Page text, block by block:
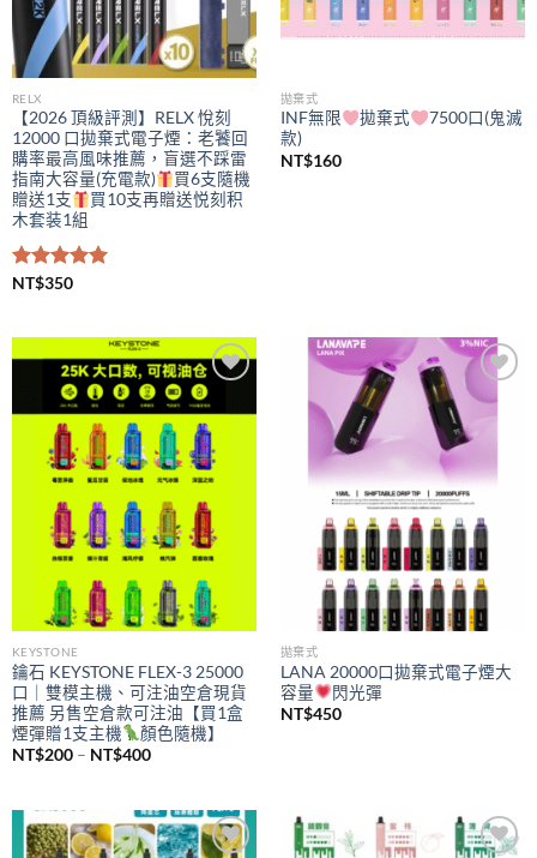
RELX
【2026 頂級評測】RELX 悅刻
12000 口拋棄式電子煙：老饕回
購率最高風味推薦，盲選不踩雷
指南大容量(充電款)
買6支隨機
贈送1支
買10支再贈送悦刻积
木套装1組
評分5.00
NT$350
拋棄式
INF無限 拋棄式
7500口(鬼滅
款)
NT$160
Add to
wishlist
KEYSTONE
鑰石 KEYSTONE FLEX-3 25000
口｜雙模主機、可注油空倉現貨
推薦 另售空倉款可注油【買1盒
煙彈贈1支主機
顏色隨機】
NT$200 – NT$400價
NT$200
到
NT$400
Add to
wishlist
拋棄式
LANA 20000口拋棄式電子煙大
容量
閃光彈
NT$450